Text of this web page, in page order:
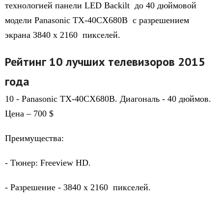
технологией панели LED Backilt до 40 дюймовой
модели Panasonic TX-40CX680B с разрешением
экрана 3840 х 2160 пикселей.
Рейтинг 10 лучших телевизоров 2015
года
10 - Panasonic TX-40CX680B. Диагональ - 40 дюймов.
Цена – 700 $
Преимущества:
- Tюнер: Freeview HD.
- Разрешение - 3840 х 2160 пикселей.